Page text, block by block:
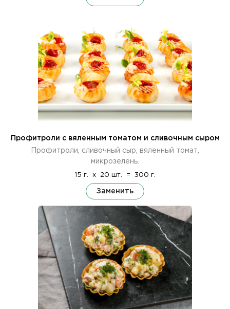
Профитроли с вяленным томатом и сливочным сыром
Профитроли, сливочный сыр, вяленный томат,
микрозелень.
15 г. x 20 шт. = 300 г.
Заменить